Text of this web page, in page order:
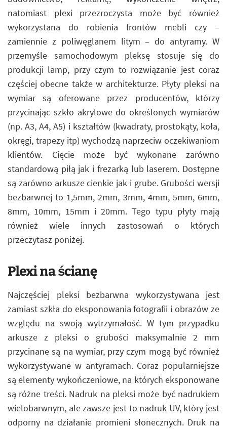
natomiast plexi przezroczysta może być również
wykorzystana do robienia frontów mebli czy –
zamiennie z poliwęglanem litym – do antyramy. W
przemyśle samochodowym pleksę stosuje się do
produkcji lamp, przy czym to rozwiązanie jest coraz
częściej obecne także w architekturze. Płyty pleksi na
wymiar są oferowane przez producentów, którzy
przycinając szkło akrylowe do określonych wymiarów
(np. A3, A4, A5) i kształtów (kwadraty, prostokąty, koła,
okręgi, trapezy itp) wychodzą naprzeciw oczekiwaniom
klientów. Cięcie może być wykonane zarówno
standardową piłą jak i frezarką lub laserem. Dostępne
są zarówno arkusze cienkie jak i grube. Grubości wersji
bezbarwnej to 1,5mm, 2mm, 3mm, 4mm, 5mm, 6mm,
8mm, 10mm, 15mm i 20mm. Tego typu płyty mają
również wiele innych zastosowań o których
przeczytasz poniżej.
Plexi na ścianę
Najczęściej pleksi bezbarwna wykorzystywana jest
zamiast szkła do eksponowania fotografii i obrazów ze
względu na swoją wytrzymałość. W tym przypadku
arkusze z pleksi o grubości maksymalnie 2 mm
przycinane są na wymiar, przy czym mogą być również
wykorzystywane w antyramach. Coraz popularniejsze
są elementy wykończeniowe, na których eksponowane
są różne treści. Nadruk na pleksi może być nadrukiem
wielobarwnym, ale zawsze jest to nadruk UV, który jest
odporny na działanie promieni słonecznych. Druk na